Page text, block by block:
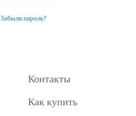
Забыли пароль?
Контакты
Как купить